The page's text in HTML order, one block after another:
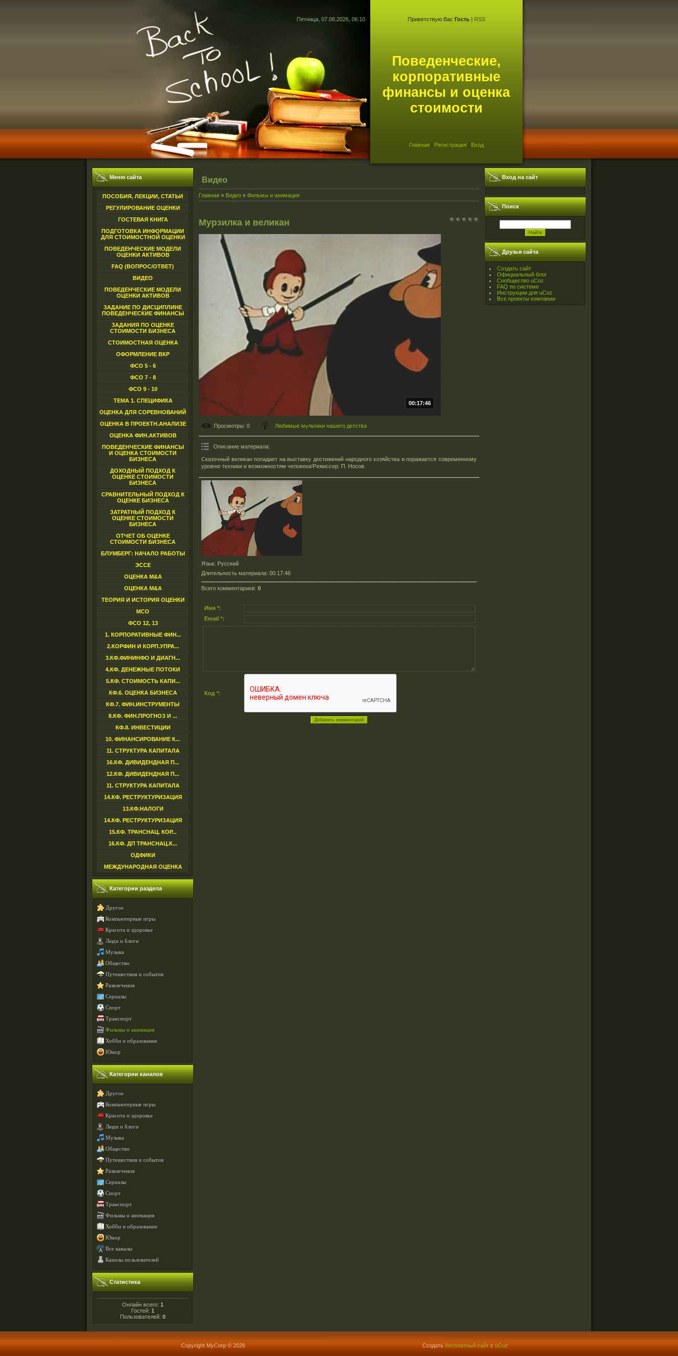
Пятница, 07.08.2026, 06:10 Приветствую Вас Гость| RSS
Поведенческие,
корпоративные
финансы и оценка
стоимости
Главная | Регистрация | Вход
Меню сайта
ПОСОБИЯ, ЛЕКЦИИ, СТАТЬИ
РЕГУЛИРОВАНИЕ ОЦЕНКИ
ГОСТЕВАЯ КНИГА
ПОДГОТОВКА ИНФОРМАЦИИ
ДЛЯ СТОИМОСТНОЙ ОЦЕНКИ
ПОВЕДЕНЧЕСКИЕ МОДЕЛИ
ОЦЕНКИ АКТИВОВ
FAQ (ВОПРОС/ОТВЕТ)
ВИДЕО
ПОВЕДЕНЧЕСКИЕ МОДЕЛИ
ОЦЕНКИ АКТИВОВ
ЗАДАНИЕ ПО ДИСЦИПЛИНЕ
ПОВЕДЕНЧЕСКИЕ ФИНАНСЫ
ЗАДАНИЯ ПО ОЦЕНКЕ
СТОИМОСТИ БИЗНЕСА
СТОИМОСТНАЯ ОЦЕНКА
ОФОРМЛЕНИЕ ВКР
ФСО 5 - 6
ФСО 7 - 8
ФСО 9 - 10
ТЕМА 1. СПЕЦИФИКА
ОЦЕНКА ДЛЯ СОРЕВНОВАНИЙ
ОЦЕНКА В ПРОЕКТН.АНАЛИЗЕ
ОЦЕНКА ФИН.АКТИВОВ
ПОВЕДЕНЧЕСКИЕ ФИНАНСЫ
И ОЦЕНКА СТОИМОСТИ
БИЗНЕСА
ДОХОДНЫЙ ПОДХОД К
ОЦЕНКЕ СТОИМОСТИ
БИЗНЕСА
СРАВНИТЕЛЬНЫЙ ПОДХОД К
ОЦЕНКЕ БИЗНЕСА
ЗАТРАТНЫЙ ПОДХОД К
ОЦЕНКЕ СТОИМОСТИ
БИЗНЕСА
ОТЧЕТ ОБ ОЦЕНКЕ
СТОИМОСТИ БИЗНЕСА
БЛУМБЕРГ: НАЧАЛО РАБОТЫ
ЭССЕ
ОЦЕНКА M&A
ОЦЕНКА M&A
ТЕОРИЯ И ИСТОРИЯ ОЦЕНКИ
МСО
ФСО 12, 13
1. КОРПОРАТИВНЫЕ ФИН...
2.КОРФИН И КОРП.УПРА...
3.КФ.ФИНИНФО И ДИАГН...
4.КФ. ДЕНЕЖНЫЕ ПОТОКИ
5.КФ. СТОИМОСТЬ КАПИ...
КФ.6. ОЦЕНКА БИЗНЕСА
КФ.7. ФИН.ИНСТРУМЕНТЫ
8.КФ. ФИН.ПРОГНОЗ И ...
КФ.8. ИНВЕСТИЦИИ
10. ФИНАНСИРОВАНИЕ К...
11. СТРУКТУРА КАПИТАЛА
16.КФ. ДИВИДЕНДНАЯ П...
12.КФ. ДИВИДЕНДНАЯ П...
11. СТРУКТУРА КАПИТАЛА
14.КФ. РЕСТРУКТУРИЗАЦИЯ
13.КФ.НАЛОГИ
14.КФ. РЕСТРУКТУРИЗАЦИЯ
15.КФ. ТРАНСНАЦ. КОР...
16.КФ. ДП ТРАНСНАЦ.К...
ОДФИКИ
МЕЖДУНАРОДНАЯ ОЦЕНКА
Категории раздела
Другое
Компьютерные игры
Красота и здоровье
Люди и блоги
Музыка
Общество
Путешествия и события
Развлечения
Сериалы
Спорт
Транспорт
Фильмы и анимация
Хобби и образование
Юмор
Категории каналов
Другое
Компьютерные игры
Красота и здоровье
Люди и блоги
Музыка
Общество
Путешествия и события
Развлечения
Сериалы
Спорт
Транспорт
Фильмы и анимация
Хобби и образование
Юмор
Все каналы
Каналы пользователей
Статистика
Онлайн всего: 1
Гостей: 1
Пользователей: 0
Видео
Главная » Видео » Фильмы и анимация
Мурзилка и великан
00:17:46
Просмотры: 0 Любимые мультики нашего детства
Описание материала:
Сказочный великан попадает на выставку достижений народного хозяйства и поражается современному
уровню техники и возможностям человека!Режиссер: П. Носов.
Язык: Русский
Длительность материала: 00:17:46
Всего комментариев: 0
Имя *:
Email *:
Код *:
Вход на сайт
Поиск
Друзья сайта
Создать сайт
Официальный блог
Сообщество uCoz
FAQ по системе
Инструкции для uCoz
Все проекты компании
Copyright MyCorp © 2026 Создать бесплатный сайт с uCoz